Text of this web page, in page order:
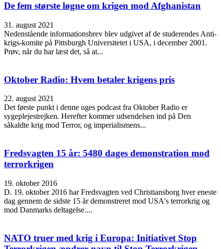
De fem største løgne om krigen mod Afghanistan
31. august 2021
Nedenstående informationsbrev blev udgivet af de studerendes Anti-
krigs-komite på Pittsburgh Universitetet i USA, i december 2001.
Prøv, når du har læst det, så at...
Oktober Radio: Hvem betaler krigens pris
22. august 2021
Det første punkt i denne uges podcast fra Oktober Radio er
sygeplejestrejken. Herefter kommer udsendelsen ind på Den
såkaldte krig mod Terror, og imperialismens...
Fredsvagten 15 år: 5480 dages demonstration mod
terrorkrigen
19. oktober 2016
D. 19. oktober 2016 har Fredsvagten ved Christiansborg hver eneste
dag gennem de sidste 15 år demonstreret mod USA's terrorkrig og
mod Danmarks deltagelse....
NATO truer med krig i Europa: Initiativet Stop